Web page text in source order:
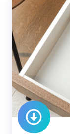
action
santé
au
travail
2024